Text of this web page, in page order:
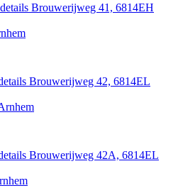
Brouwerijweg 41, 6814EH
Brouwerijweg 42, 6814EL
Brouwerijweg 42A, 6814EL